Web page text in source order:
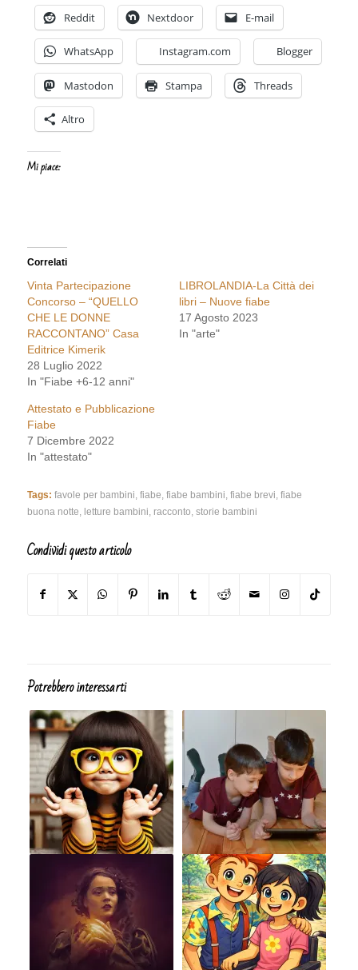
Reddit Nextdoor E-mail
WhatsApp Instagram.com Blogger
Mastodon Stampa Threads
Altro
Mi piace:
Correlati
Vinta Partecipazione
Concorso – “QUELLO
CHE LE DONNE
RACCONTANO” Casa
Editrice Kimerik
28 Luglio 2022
In "Fiabe +6-12 anni"
LIBROLANDIA-La Città dei
libri – Nuove fiabe
17 Agosto 2023
In "arte"
Attestato e Pubblicazione
Fiabe
7 Dicembre 2022
In "attestato"
Tags: favole per bambini fiabe fiabe bambini fiabe brevi fiabe
buona notte
letture bambini racconto storie bambini
Condividi questo articolo
Potrebbero interessarti